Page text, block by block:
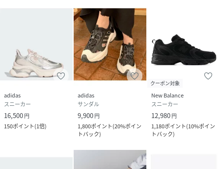
adidas
スニーカー
16,500円
150ポイント(1倍)
adidas
サンダル
9,900円
1,800ポイント(20%ポイン
トバック)
クーポン対象
New Balance
スニーカー
12,980円
1,180ポイント(10%ポイン
トバック)